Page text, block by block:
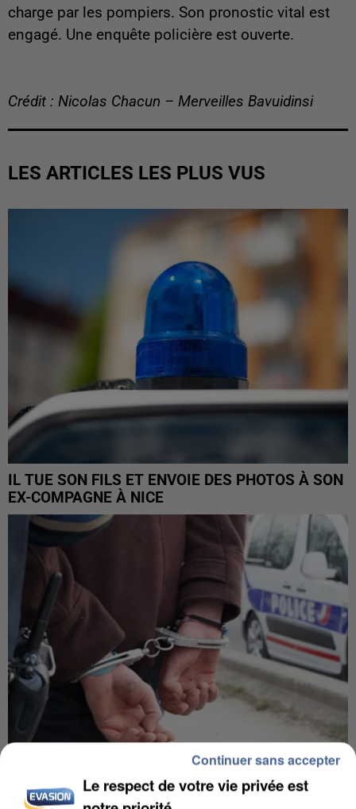
charge par les pompiers. Son pronostic vital est
engagé. Une enquête policière est ouverte.
Crédit : Nicolas Chacun – Merveilles Bavuidinsi
LES ARTICLES LES PLUS VUS
IL TUE SON FILS ET ENVOIE DES PHOTOS À SON
EX-COMPAGNE À NICE
L’UN DES FONDATEURS SUPPOSÉS DE LA DZ
MAFIA INTERPELLÉ EN ALGÉRIE
Le respect de votre vie privée est
Continuer sans accepter